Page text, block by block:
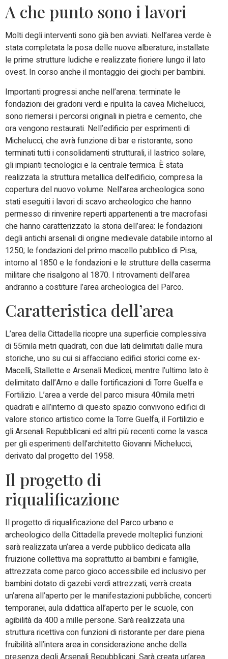
A che punto sono i lavori
Molti degli interventi sono già ben avviati. Nell’area verde è
stata completata la posa delle nuove alberature, installate
le prime strutture ludiche e realizzate fioriere lungo il lato
ovest. In corso anche il montaggio dei giochi per bambini.
Importanti progressi anche nell’arena: terminate le
fondazioni dei gradoni verdi e ripulita la cavea Michelucci,
sono riemersi i percorsi originali in pietra e cemento, che
ora vengono restaurati. Nell’edificio per esprimenti di
Michelucci, che avrà funzione di bar e ristorante, sono
terminati tutti i consolidamenti strutturali, il lastrico solare,
gli impianti tecnologici e la centrale termica. È stata
realizzata la struttura metallica dell’edificio, compresa la
copertura del nuovo volume. Nell’area archeologica sono
stati eseguiti i lavori di scavo archeologico che hanno
permesso di rinvenire reperti appartenenti a tre macrofasi
che hanno caratterizzato la storia dell’area: le fondazioni
degli antichi arsenali di origine medievale databile intorno al
1250; le fondazioni del primo macello pubblico di Pisa,
intorno al 1850 e le fondazioni e le strutture della caserma
militare che risalgono al 1870. I ritrovamenti dell’area
andranno a costituire l’area archeologica del Parco.
Caratteristica dell’area
L’area della Cittadella ricopre una superficie complessiva
di 55mila metri quadrati, con due lati delimitati dalle mura
storiche, uno su cui si affacciano edifici storici come ex-
Macelli, Stallette e Arsenali Medicei, mentre l’ultimo lato è
delimitato dall’Arno e dalle fortificazioni di Torre Guelfa e
Fortilizio. L’area a verde del parco misura 40mila metri
quadrati e all’interno di questo spazio convivono edifici di
valore storico artistico come la Torre Guelfa, il Fortilizio e
gli Arsenali Repubblicani ed altri più recenti come la vasca
per gli esperimenti dell’architetto Giovanni Michelucci,
derivato dal progetto del 1958.
Il progetto di
riqualificazione
Il progetto di riqualificazione del Parco urbano e
archeologico della Cittadella prevede molteplici funzioni:
sarà realizzata un’area a verde pubblico dedicata alla
fruizione collettiva ma soprattutto ai bambini e famiglie,
attrezzata come parco gioco accessibile ed inclusivo per
bambini dotato di gazebi verdi attrezzati; verrà creata
un’arena all’aperto per le manifestazioni pubbliche, concerti
temporanei, aula didattica all’aperto per le scuole, con
agibilità da 400 a mille persone. Sarà realizzata una
struttura ricettiva con funzioni di ristorante per dare piena
fruibilità all’intera area in considerazione anche della